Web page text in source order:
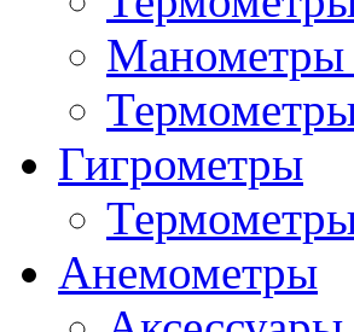
Манометры
Гигрометры
Анемометры